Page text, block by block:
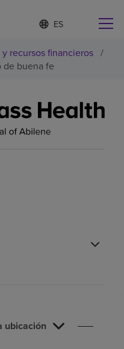
Lista
de
contraída
d
o
m
e
c
recursos financieros /
de buena fe
ubicación